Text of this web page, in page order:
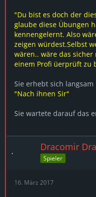
"Du bist es doch der
glaube diese Übungen
kennengelernt. Also
zeigen würdest.Selbst
wären.. wäre das
einem Profi üerprüft zu
Sie erhebt sich
"Nach ihnen Sir"
Sie wartete darauf das
Dracomir
Spieler
16. März 2017